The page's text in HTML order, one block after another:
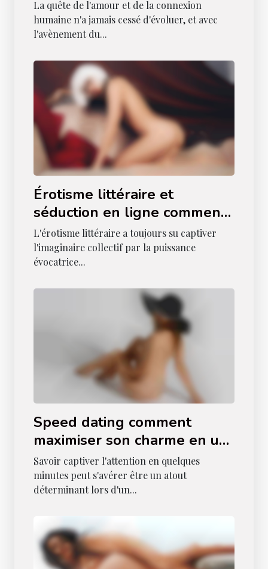
La quête de l'amour et de la connexion
humaine n'a jamais cessé d'évoluer, et avec
l'avènement du...
Érotisme littéraire et
séduction en ligne comment
les mots peuvent enflammer
les passions
L'érotisme littéraire a toujours su captiver
l'imaginaire collectif par la puissance
évocatrice...
Speed dating comment
maximiser son charme en un
temps record
Savoir captiver l'attention en quelques
minutes peut s'avérer être un atout
déterminant lors d'un...